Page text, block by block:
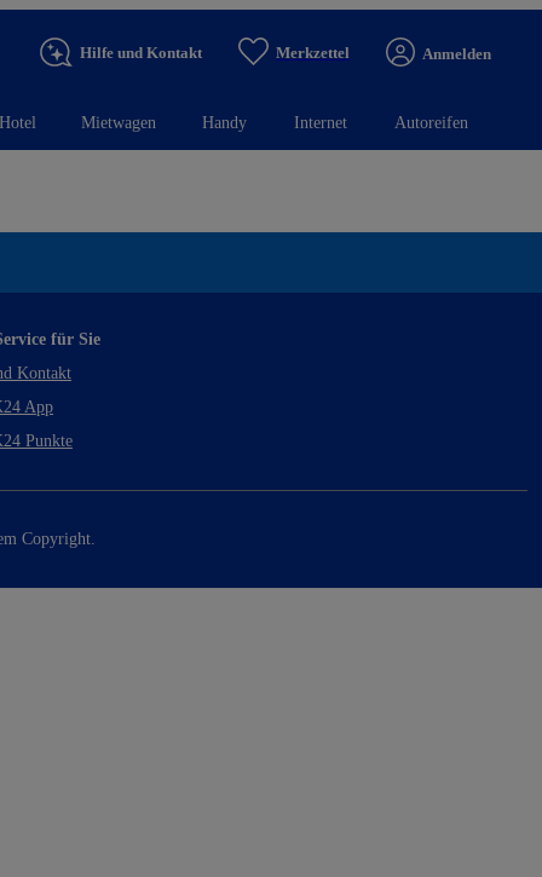
Hilfe und Kontakt Merkzettel Anmelden
Hotel Mietwagen Handy Internet Autoreifen
für Sie
Kontakt
App
Punkte
Copyright.